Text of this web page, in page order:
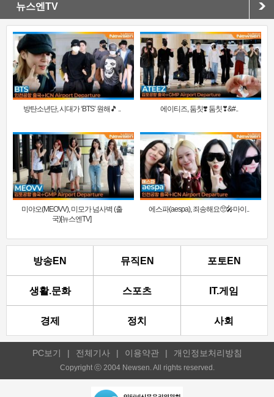
뉴스엔TV
방탄소년단, 시대가 ‘BTS’ 원해🎵 .. 에이티즈, 둠칫❣️ 둠칫❣&#..
미야오(MEOVV), 미모가 넘사벽 (출
국)[뉴스엔TV]
에스파(aespa), 죄송해요🥺🎤마이..
방송EN 뮤직EN 포토EN
생활.문화 스포츠 IT.게임
경제 정치 사회
PC보기 | 전체기사 | 이용약관 | 개인정보처리방침
Copyright ⓒ 2004 Newsen. All rights reserved.